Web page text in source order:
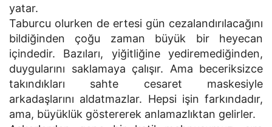
yatar.
Taburcu olurken de ertesi gün cezalandırılacağını
bildiğinden çoğu zaman büyük bir heyecan
içindedir. Bazıları, yiğitliğine yediremediğinden,
duygularını saklamaya çalışır. Ama beceriksizce
takındıkları sahte cesaret maskesiyle
arkadaşlarını aldatmazlar. Hepsi işin farkındadır,
ama, büyüklük göstererek anlamazlıktan gelirler.